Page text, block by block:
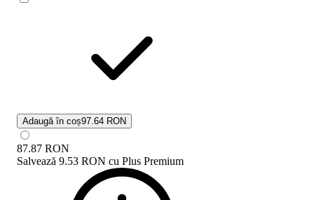
Adaugă în coș97.64 RON
87.87 RON
Salvează 9.53 RON cu Plus Premium